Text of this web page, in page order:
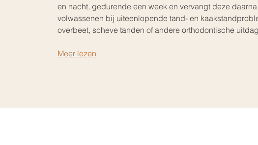
en nacht, gedurende een week en vervangt deze
volwassenen bij uiteenlopende tand- en
overbeet, scheve tanden of andere orthodontische
Meer lezen